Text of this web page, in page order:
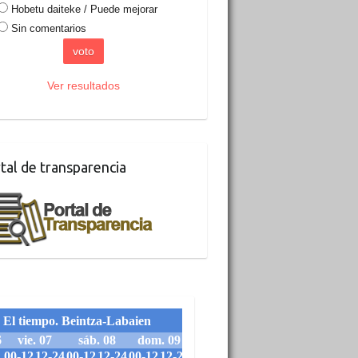
Hobetu daiteke / Puede mejorar
Sin comentarios
Ver resultados
de transparencia